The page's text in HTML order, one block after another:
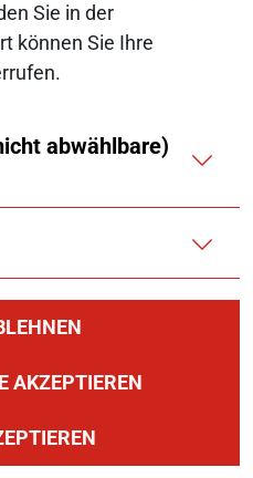
Sie in der
können Sie Ihre
abwählbare)
AKZEPTIEREN
Newsletter